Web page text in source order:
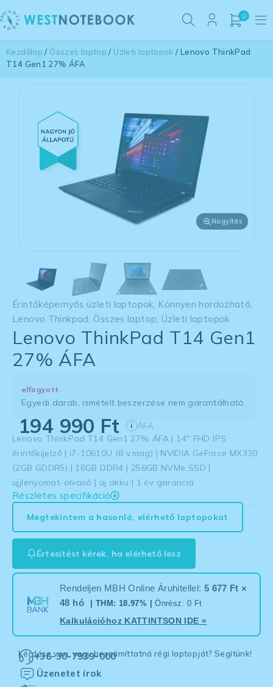
0
Kezdőlap / Összes laptop / Üzleti laptopok / Lenovo ThinkPad
T14 Gen1 27% ÁFA
Nagyítás
Érintőképernyős üzleti laptopok, Könnyen hordozható,
Lenovo Thinkpad, Összes laptop, Üzleti laptopok
Lenovo ThinkPad T14 Gen1
27% ÁFA
elfogyott
Egyedi darab, ismételt beszerzése nem garantálható.
194 990 Ft i ÁFA
Lenovo ThinkPad T14 Gen1 27% ÁFA | 14″ FHD IPS
érintőkijelző | i7-10610U (8 v.mag) | NVIDIA GeForce MX330
(2GB GDDR5) | 16GB DDR4 | 256GB NVMe SSD |
ujjlenyomat-olvasó | új akku | 1 év garancia
Részletes specifikáció
Megtekintem a hasonló, elérhető laptopokat
Értesítést kérek, ha elérhető lesz
Rendeljen MBH Online Áruhitellel: 5 677 Ft ×
48 hó
| THM: 18.97% |Önrész: 0 Ft
Kalkulációhoz KATTINTSON IDE »
Kérdése van, vagy beszámíttatná régi laptopját? Segítünk!
+36-30-7939-000
Üzenetet írok